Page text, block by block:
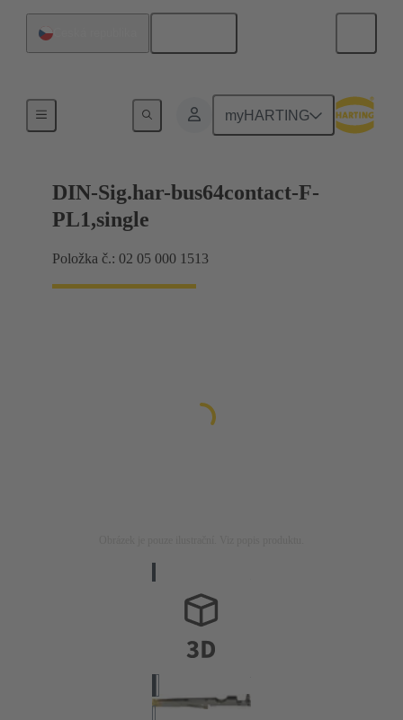
myHARTING
DIN-Sig.har-bus64contact-F-
PL1,single
Položka č.: 02 05 000 1513